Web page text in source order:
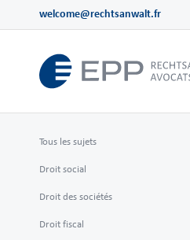
welcome@rechtsanwalt.fr
Tous les sujets
Droit social
Droit des sociétés
Droit fiscal